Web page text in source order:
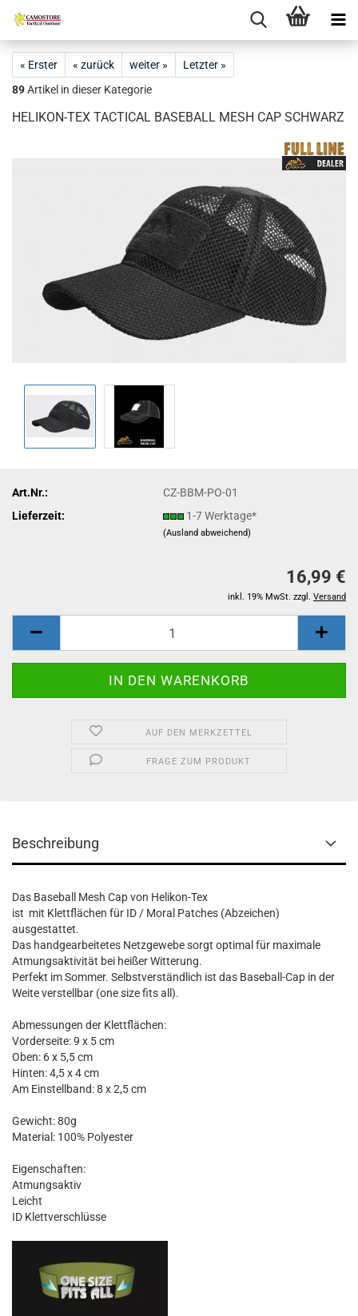
« Erster « zurück weiter »
Letzter »
89Artikel in dieser Kategorie
HELIKON-TEX TACTICAL BASEBALL MESH CAP SCHWARZ
Art.Nr.:
CZ-BBM-PO-01
Lieferzeit:
1-7 Werktage*
(Ausland abweichend)
16,99 €
inkl. 19% MwSt. zzgl. Versand
AUF DEN MERKZETTEL
FRAGE ZUM PRODUKT
Beschreibung
Das Baseball Mesh Cap von Helikon-Tex
ist mit Klettflächen für ID / Moral Patches (Abzeichen)
ausgestattet.
Das handgearbeitetes Netzgewebe sorgt optimal für maximale
Atmungsaktivität bei heißer Witterung.
Perfekt im Sommer. Selbstverständlich ist das Baseball-Cap in der
Weite verstellbar (one size fits all).
Abmessungen der Klettflächen:
Vorderseite: 9 x 5 cm
Oben: 6 x 5,5 cm
Hinten: 4,5 x 4 cm
Am Einstellband: 8 x 2,5 cm
Gewicht: 80g
Material: 100% Polyester
Eigenschaften:
Atmungsaktiv
Leicht
ID Klettverschlüsse